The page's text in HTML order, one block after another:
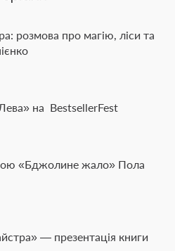
розмова про магію, ліси та
на BestsellerFest
«Бджолине жало» Пола
— презентація книги